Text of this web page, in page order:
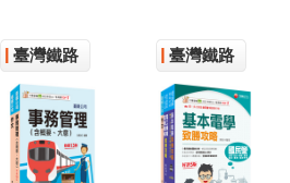
考科知識
與解題能
力
基礎到進
階，逐步
解說，實
戰秘技指
點應考關
鍵！
臺灣鐵路 臺灣鐵路